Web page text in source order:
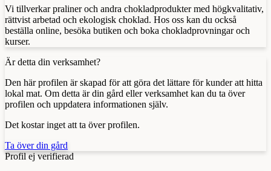
Vi tillverkar praliner och andra chokladprodukter med högkvalitativ,
rättvist arbetad och ekologisk choklad. Hos oss kan du också
beställa online, besöka butiken och boka chokladprovningar och
kurser.
Är detta din verksamhet?
Den här profilen är skapad för att göra det lättare för kunder att hitta
lokal mat. Om detta är din gård eller verksamhet kan du ta över
profilen och uppdatera informationen själv.
Det kostar inget att ta över profilen.
Ta över din gård
Profil ej verifierad